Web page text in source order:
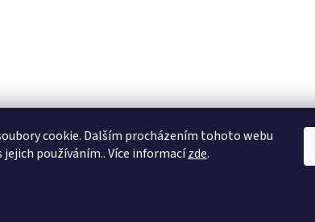
cookie. Dalším procházením tohoto webu
jejich používáním.. Více informacízde.